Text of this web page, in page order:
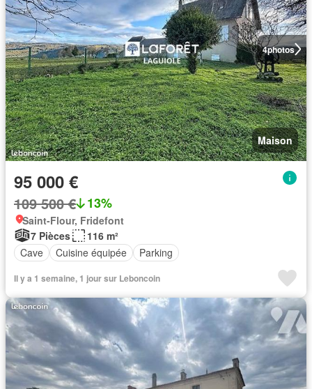
4photos
Maison
95 000 €
109 500 € 13%
Saint-Flour, Fridefont
7 Pièces
116 m²
Cave
Cuisine équipée Parking
Il y a 1 semaine, 1 jour sur Leboncoin